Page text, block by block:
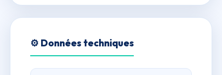
⚙️ Données techniques